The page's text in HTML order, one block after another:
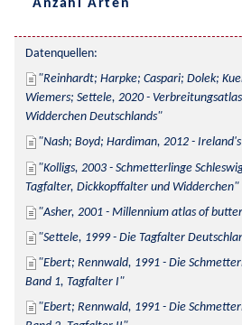
Anzahl Arten
Datenquellen:
Reinhardt; Harpke; Caspari; Dolek;
Wiemers; Settele, 2020 -
Widderchen Deutschlands
Nash; Boyd; Hardiman, 2012 -
Kolligs, 2003 - Schmetterlinge
Tagfalter, Dickkopffalter und Widderchen
Asher, 2001 - Millennium atlas of
Settele, 1999 - Die Tagfalter
Ebert; Rennwald, 1991 - Die
Band 1, Tagfalter I
Ebert; Rennwald, 1991 - Die